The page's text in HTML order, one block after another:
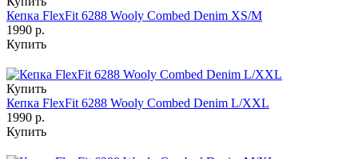
Кепка FlexFit 6288 Wooly Combed Denim XS/M
1990 р.
Купить
Купить
Кепка FlexFit 6288 Wooly Combed Denim L/XXL
1990 р.
Купить